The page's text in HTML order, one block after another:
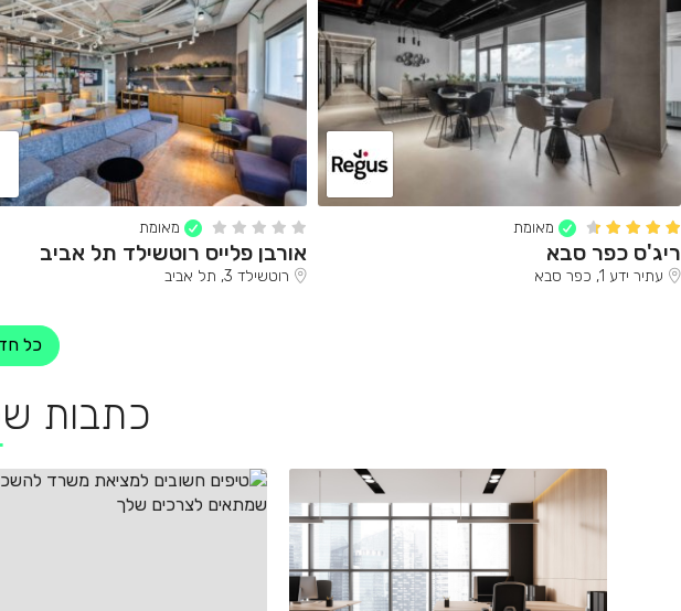
מאומת
ריג'ס כפר סבא
עתיר ידע 1, כפר סבא
מאומת
אורבן פלייס רוטשילד תל אביב
רוטשילד 3, תל אביב
כל
כתבות